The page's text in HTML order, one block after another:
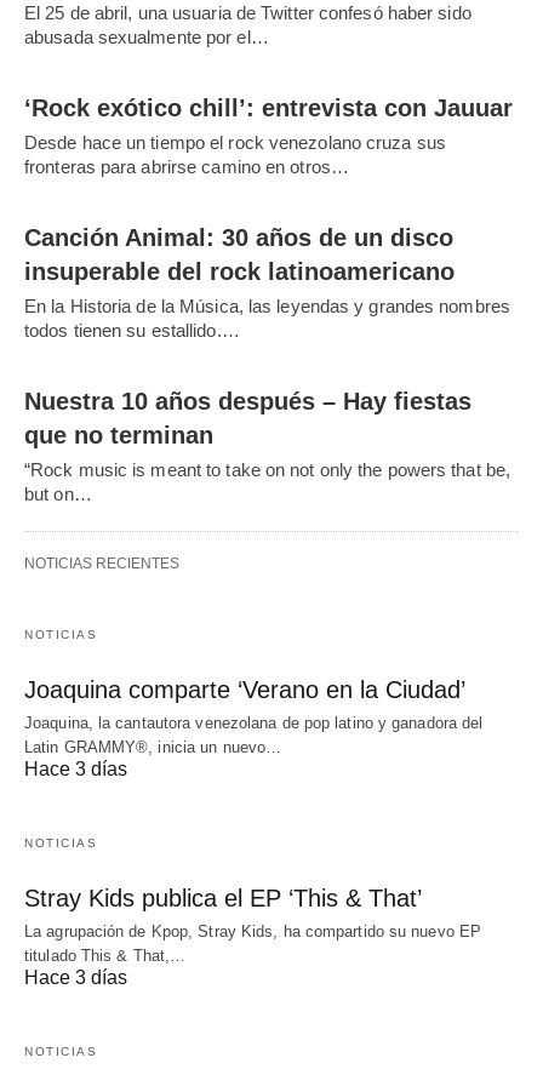
El 25 de abril, una usuaria de Twitter confesó haber sido
abusada sexualmente por el…
‘Rock exótico chill’: entrevista con Jauuar
Desde hace un tiempo el rock venezolano cruza sus
fronteras para abrirse camino en otros…
Canción Animal: 30 años de un disco
insuperable del rock latinoamericano
En la Historia de la Música, las leyendas y grandes nombres
todos tienen su estallido.…
Nuestra 10 años después – Hay fiestas
que no terminan
“Rock music is meant to take on not only the powers that be,
but on…
NOTICIAS RECIENTES
NOTICIAS
Joaquina comparte ‘Verano en la Ciudad’
Joaquina, la cantautora venezolana de pop latino y ganadora del
Latin GRAMMY®, inicia un nuevo…
Hace 3 días
NOTICIAS
Stray Kids publica el EP ‘This & That’
La agrupación de Kpop, Stray Kids, ha compartido su nuevo EP
titulado This & That,…
Hace 3 días
NOTICIAS